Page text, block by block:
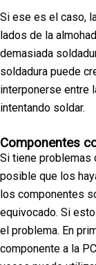
Si ese es el caso,
lados de la
demasiada
soldadura puede
interponerse entre
intentando soldar.
Componentes
Si tiene problemas
posible que los
los componentes
equivocado. Si
el problema. En
componente a la